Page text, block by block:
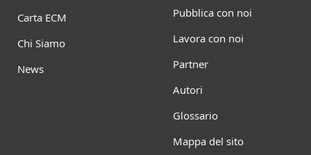
Carta ECM
Chi Siamo
News
Pubblica con noi
Lavora con noi
Partner
Autori
Glossario
Mappa del sito